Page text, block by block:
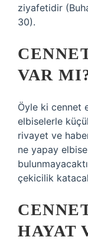
ziyafetidir
30).
VAR
Öyle ki cennet
elbiselerle
rivayet ve
ne yapay
çekicilik
HAYAT